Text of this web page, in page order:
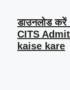
डाउनलोड करें
CITS
kaise kare